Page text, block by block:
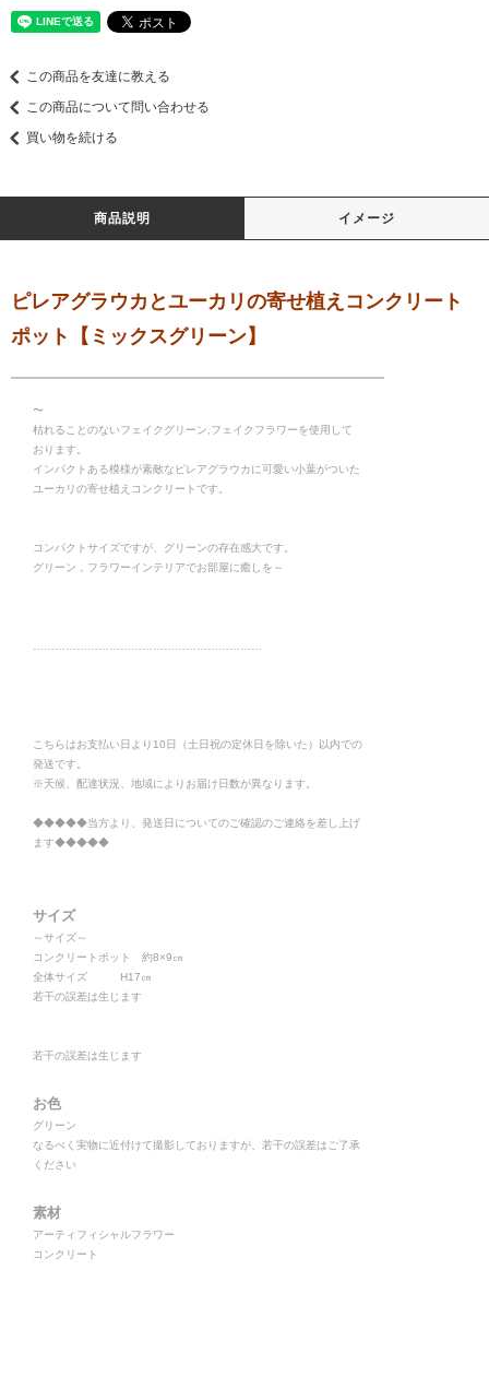
この商品を友達に教える
この商品について問い合わせる
買い物を続ける
商品説明 イメージ
ピレアグラウカとユーカリの寄せ植えコンクリート
ポット【ミックスグリーン】
〜
枯れることのないフェイクグリーン,フェイクフラワーを使用して
おります。
インパクトある模様が素敵なピレアグラウカに可愛い小葉がついた
ユーカリの寄せ植えコンクリートです。
コンパクトサイズですが、グリーンの存在感大です。
グリーン，フラワーインテリアでお部屋に癒しを～
こちらはお支払い日より10日（土日祝の定休日を除いた）以内での
発送です。
※天候、配達状況、地域によりお届け日数が異なります。
◆◆◆◆◆当方より、発送日についてのご確認のご連絡を差し上げ
ます◆◆◆◆◆
サイズ
～サイズ～
コンクリートポット 約8×9㎝
全体サイズ H17㎝
若干の誤差は生じます
若干の誤差は生じます
お色
グリーン
なるべく実物に近付けて撮影しておりますが、若干の誤差はご了承
ください
素材
アーティフィシャルフラワー
コンクリート